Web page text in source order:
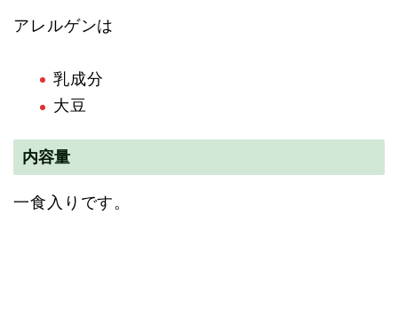
アレルゲンは
乳成分
大豆
内容量
一食入りです。